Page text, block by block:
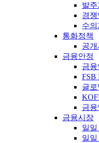
발주
경
수
통화정책
공개
금융안정
금
FSB
글
금
금융시장
일
일